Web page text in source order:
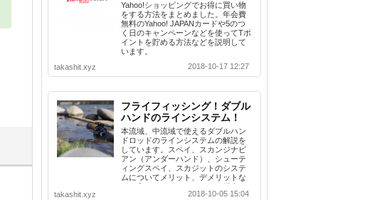
Yahoo!ショッピングでお得に買い物
をする方法をまとめました。年会費
無料のYahoo! JAPANカードや5のつ
く日のキャンペーンなどを使ってTポ
イントを貯める方法などを説明して
います。
takashit.xyz
2018-10-17 12:27
フライフィッシング！ダブル
ハンドのラインシステム！
本流域、中流域で使えるダブルハン
ドロッドのラインシステムの解説を
しています。スペイ、スカンジナビ
アン（アンダーハンド）、シューテ
ィングスペイ、スカジットのシステ
ムについてメリット、デメリットな
takashit.xyz
2018-10-05 15:04